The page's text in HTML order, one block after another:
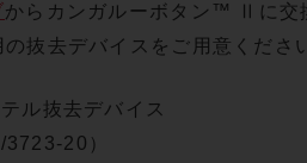
からカンガルーボタン™ Ⅱに交
抜去デバイスをご用意くださ
ル抜去デバイス
20）